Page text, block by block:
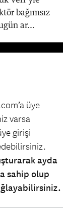
bağımsız
ar...
üye
varsa
girişi
ayda
sahip olup